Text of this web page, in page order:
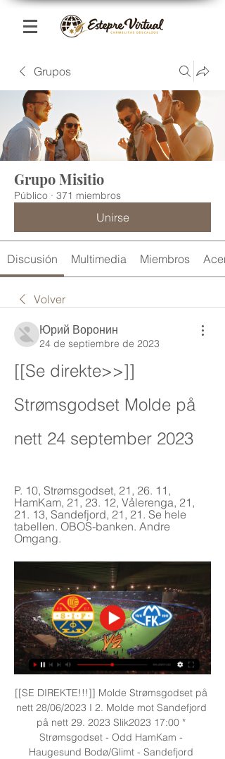
Grupos
Grupo Misitio
Público · 371 miembros
Unirse
Discusión Multimedia Miembros
Volver
Юрий Воронин
24 de septiembre de 2023
[[Se direkte>>]]
Strømsgodset Molde på
nett 24 september 2023
P. 10, Strømsgodset, 21, 26. 11,
HamKam, 21, 23. 12, Vålerenga, 21,
21. 13, Sandefjord, 21, 21. Se hele
tabellen. OBOS-banken. Andre
Omgang.
[[SE DIREKTE!!!]] Molde Strømsgodset på
nett 28/06/2023 I 2. Molde mot Sandefjord
på nett 29. 2023 Slik2023 17:00 *
Strømsgodset - Odd HamKam -
Haugesund Bodø/Glimt - Sandefjord